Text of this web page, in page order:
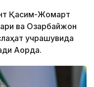
Қасим-Жомарт
ва Озарбайжон
учрашувида
Ақорда.